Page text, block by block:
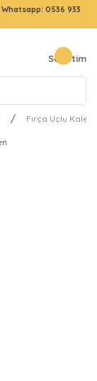
Whatsapp: 0536 933
Sepetim
Fırça Uçlu